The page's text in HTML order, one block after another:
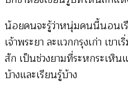
น้อยคนจะรู้ว่าหนุ่มคนนี้นอนเ
เจ้าพระยา ละแวกกรุงเก่า เข
สัก เป็นช่วงยามที่ระหกระเหิ
บ้างและเรียนรู้บ้าง